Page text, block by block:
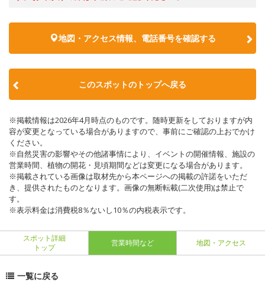
地図・アクセス情報、電話番号を確認する
このスポットのトップへ戻る
※掲載情報は2026年4月時点のものです。随時更新をしておりますが内
容が変更となっている場合がありますので、事前にご確認の上おでかけ
ください。
※自然災害の影響やその他諸事情により、イベントの開催情報、施設の
営業時間、植物の開花・見頃期間などは変更になる場合があります。
※掲載されている画像は取材先から本ページへの掲載の許諾をいただ
き、提供されたものとなります。画像の無断転載(二次使用)は禁止で
す。
※表示料金は消費税8％ないし10％の内税表示です。
スポット詳細
トップ
営業時間など 地図・アクセス
一覧に戻る